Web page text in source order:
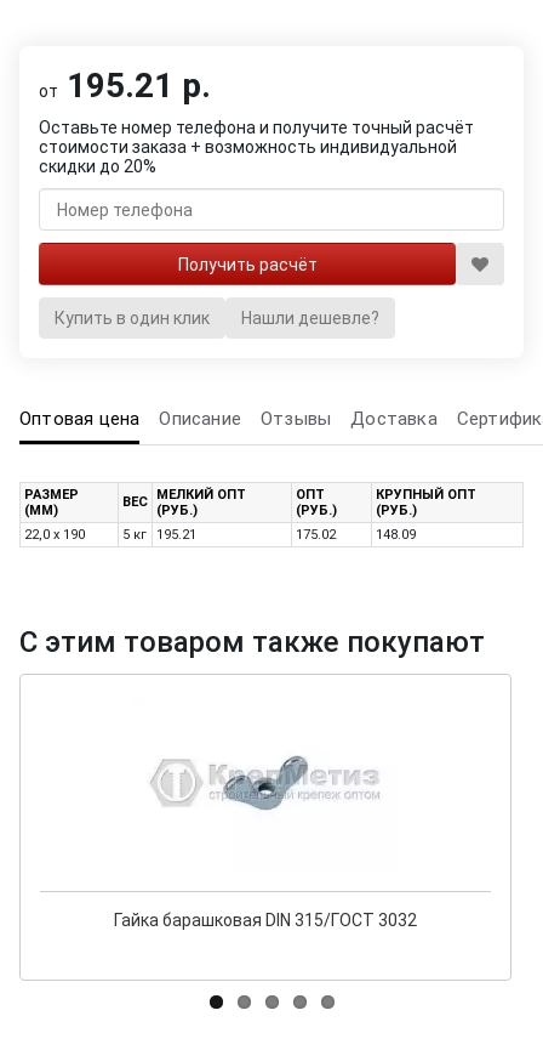
от 195.21 р.
Оставьте номер телефона и получите точный расчёт
стоимости заказа + возможность индивидуальной
скидки до 20%
Купить в один клик Нашли дешевле?
Оптовая цена Описание Отзывы Доставка
РАЗМЕР
(ММ)
ВЕС
МЕЛКИЙ ОПТ
(РУБ.)
ОПТ
(РУБ.)
КРУПНЫЙ ОПТ
(РУБ.)
22,0 х 190
5 кг 195.21 175.02 148.09
С этим товаром также покупают
Гайка барашковая DIN 315/ГОСТ 3032